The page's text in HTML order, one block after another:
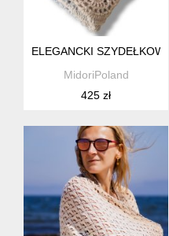
ELEGANCKI
MidoriPoland
425 zł